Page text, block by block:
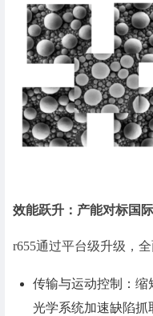
效能跃升：产能对标国
r655通过平台级升级，
传输与运动控制：缩
光学系统加速缺陷抓